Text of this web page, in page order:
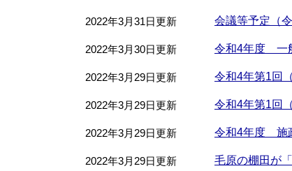
2022年3月31日更新 会議等予定（
2022年3月30日更新 令和4年度 一
2022年3月29日更新 令和4年第1回
2022年3月29日更新 令和4年第1回
2022年3月29日更新 令和4年度 施
2022年3月29日更新 毛原の棚田が